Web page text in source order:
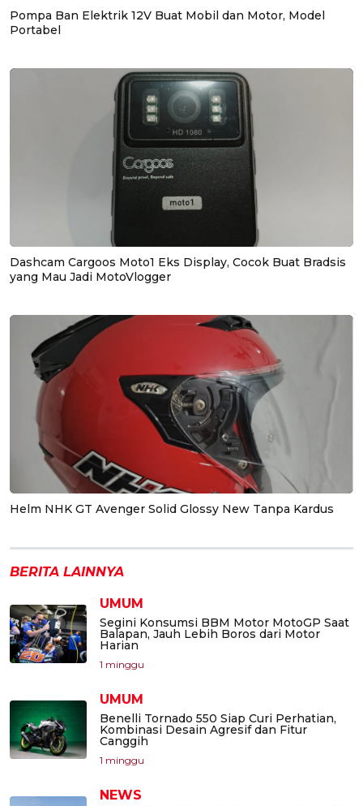
Pompa Ban Elektrik 12V Buat Mobil dan Motor, Model
Portabel
Dashcam Cargoos Moto1 Eks Display, Cocok Buat Bradsis
yang Mau Jadi MotoVlogger
Helm NHK GT Avenger Solid Glossy New Tanpa Kardus
BERITA LAINNYA
UMUM
Segini Konsumsi BBM Motor MotoGP Saat
Balapan, Jauh Lebih Boros dari Motor
Harian
1 minggu
UMUM
Benelli Tornado 550 Siap Curi Perhatian,
Kombinasi Desain Agresif dan Fitur
Canggih
1 minggu
NEWS